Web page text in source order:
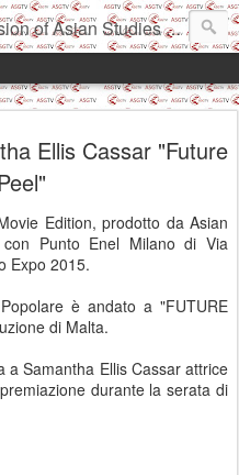
Studies Group 東洋学協会
Ellis Cassar "Future
Edition, prodotto da Asian
Punto Enel Milano di Via
Expo 2015.
è andato a "FUTURE
di Malta.
a Samantha Ellis Cassar attrice
durante la serata di